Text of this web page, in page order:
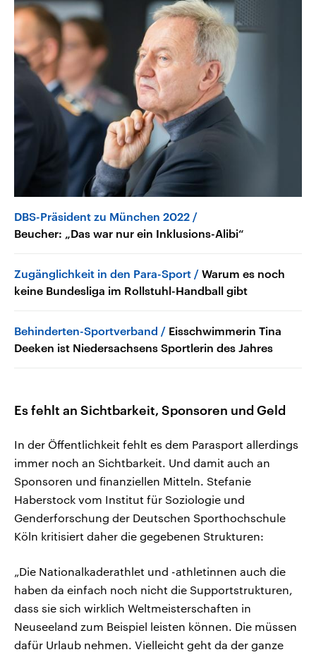
DBS-Präsident zu München 2022
Beucher: „Das war nur ein Inklusions-Alibi“
Zugänglichkeit in den Para-Sport
Warum es noch
keine Bundesliga im Rollstuhl-Handball gibt
Behinderten-Sportverband
Eisschwimmerin Tina
Deeken ist Niedersachsens Sportlerin des Jahres
Es fehlt an Sichtbarkeit, Sponsoren und Geld
In der Öffentlichkeit fehlt es dem Parasport allerdings
immer noch an Sichtbarkeit. Und damit auch an
Sponsoren und finanziellen Mitteln. Stefanie
Haberstock vom Institut für Soziologie und
Genderforschung der Deutschen Sporthochschule
Köln kritisiert daher die gegebenen Strukturen:
„Die Nationalkaderathlet und -athletinnen auch die
haben da einfach noch nicht die Supportstrukturen,
dass sie sich wirklich Weltmeisterschaften in
Neuseeland zum Beispiel leisten können. Die müssen
dafür Urlaub nehmen. Vielleicht geht da der ganze